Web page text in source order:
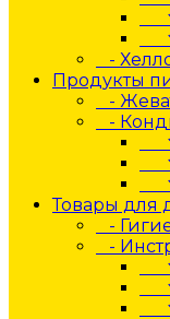
↘
↘
-
Продукты
-
-
↘
↘
↘
Товары для
-
-
↘
↘
↘